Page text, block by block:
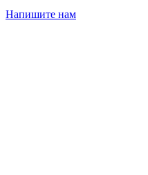
Напишите нам